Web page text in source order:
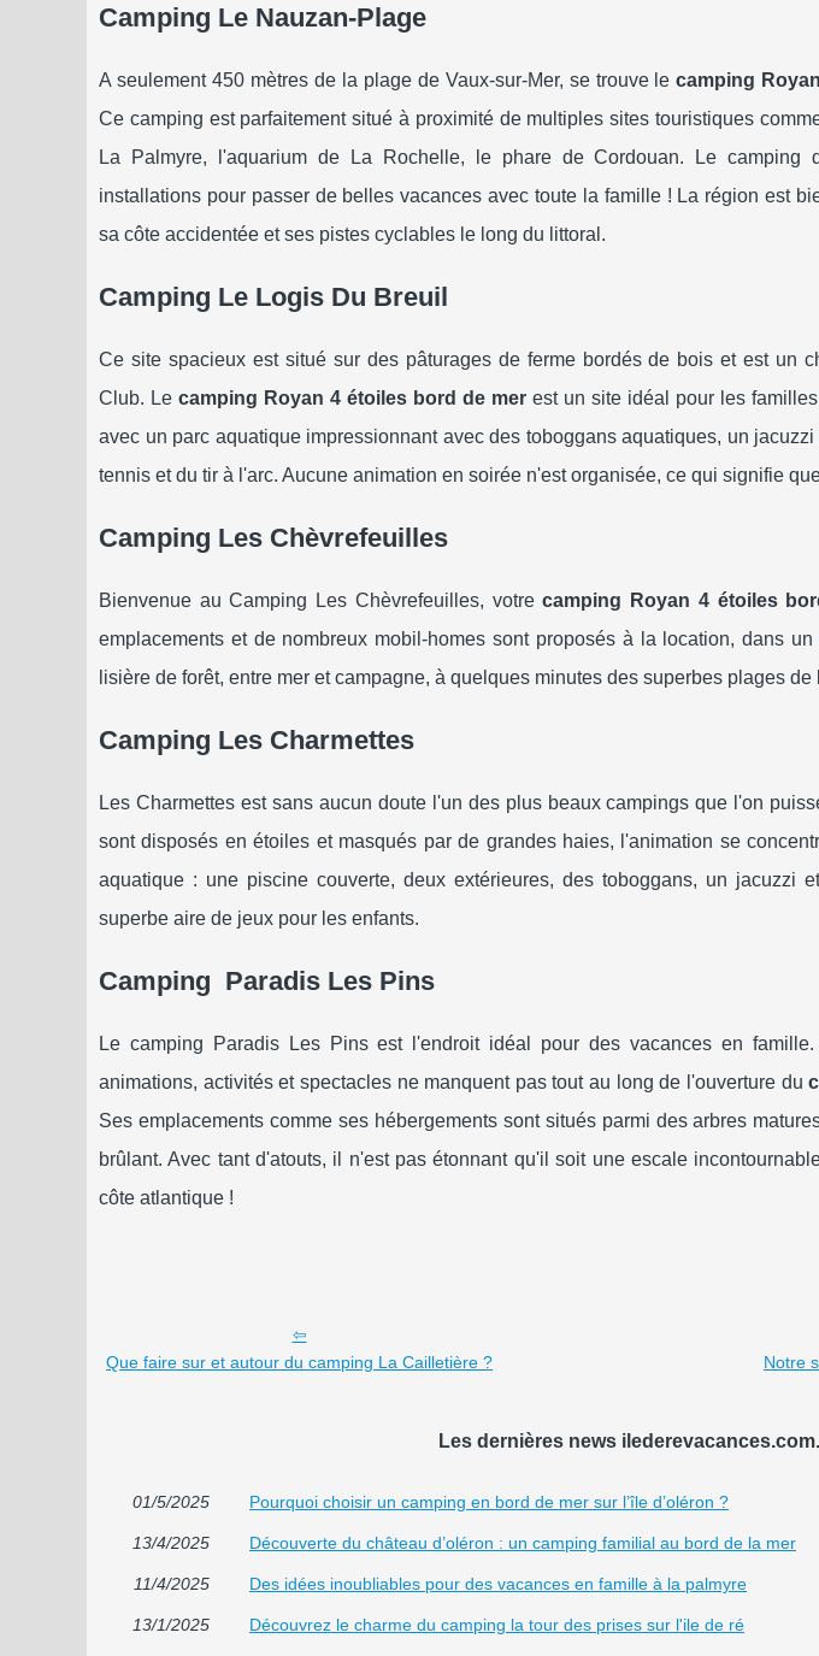
Camping Le Nauzan-Plage
A seulement 450 mètres de la plage de Vaux-sur-Mer, se trouve lecamping
Ce camping est parfaitement situé à proximité de multiples sites touristiques
La Palmyre, l'aquarium de La Rochelle, le phare de Cordouan. Le camping
installations pour passer de belles vacances avec toute la famille ! La région est
sa côte accidentée et ses pistes cyclables le long du littoral.
Camping Le Logis Du Breuil
Ce site spacieux est situé sur des pâturages de ferme bordés de bois et est un
Club. Le camping Royan 4 étoiles bord de mer est un site idéal pour les
avec un parc aquatique impressionnant avec des toboggans aquatiques, un
tennis et du tir à l'arc. Aucune animation en soirée n'est organisée, ce qui signifie
Camping Les Chèvrefeuilles
Bienvenue au Camping Les Chèvrefeuilles, votrecamping Royan 4 étoiles
emplacements et de nombreux mobil-homes sont proposés à la location, dans
lisière de forêt, entre mer et campagne, à quelques minutes des superbes plages
Camping Les Charmettes
Les Charmettes est sans aucun doute l'un des plus beaux campings que l'on
sont disposés en étoiles et masqués par de grandes haies, l'animation se
aquatique : une piscine couverte, deux extérieures, des toboggans, un jacuzzi
superbe aire de jeux pour les enfants.
Camping Paradis Les Pins
Le camping Paradis Les Pins est l'endroit idéal pour des vacances en
animations, activités et spectacles ne manquent pas tout au long de l'ouverture du
Ses emplacements comme ses hébergements sont situés parmi des arbres
brûlant. Avec tant d'atouts, il n'est pas étonnant qu'il soit une escale
côte atlantique !
Que faire sur et autour du camping La Cailletière ?
Notre
Les dernières news ilederevacances.com.
01/5/2025 Pourquoi choisir un camping en bord de mer sur l’île d’oléron ?
13/4/2025 Découverte du château d’oléron : un camping familial au bord de la mer
11/4/2025 Des idées inoubliables pour des vacances en famille à la palmyre
13/1/2025 Découvrez le charme du camping la tour des prises sur l'ile de ré